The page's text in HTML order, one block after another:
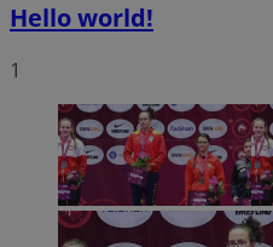
Hello world!
1